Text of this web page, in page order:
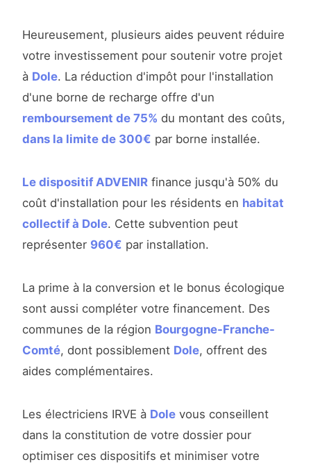
Heureusement, plusieurs aides peuvent réduire
votre investissement pour soutenir votre projet
à Dole. La réduction d'impôt pour l'installation
d'une borne de recharge offre d'un
remboursement de 75% du montant des coûts,
dans la limite de 300€ par borne installée.
Le dispositif ADVENIR finance jusqu'à 50% du
coût d'installation pour les résidents en habitat
collectif à Dole. Cette subvention peut
représenter 960€ par installation.
La prime à la conversion et le bonus écologique
sont aussi compléter votre financement. Des
communes de la région Bourgogne-Franche-
Comté, dont possiblement Dole, offrent des
aides complémentaires.
Les électriciens IRVE à Dole vous conseillent
dans la constitution de votre dossier pour
optimiser ces dispositifs et minimiser votre